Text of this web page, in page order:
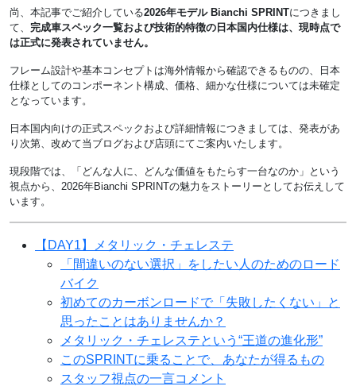
尚、本記事でご紹介している2026年モデル Bianchi SPRINTにつきまし
て、 完成車スペック一覧および技術的特徴の日本国内仕様は、現時点で
は正式に発表されていません。
フレーム設計や基本コンセプトは海外情報から確認できるものの、日本
仕様としてのコンポーネント構成、価格、細かな仕様については未確定
となっています。
日本国内向けの正式スペックおよび詳細情報につきましては、発表があ
り次第、改めて当ブログおよび店頭にてご案内いたします。
現段階では、「どんな人に、どんな価値をもたらす一台なのか」という
視点から、2026年Bianchi SPRINTの魅力をストーリーとしてお伝えして
います。
【DAY1】メタリック・チェレステ
「間違いのない選択」をしたい人のためのロード
バイク
初めてのカーボンロードで「失敗したくない」と
思ったことはありませんか？
メタリック・チェレステという“王道の進化形”
このSPRINTに乗ることで、あなたが得るもの
スタッフ視点の一言コメント